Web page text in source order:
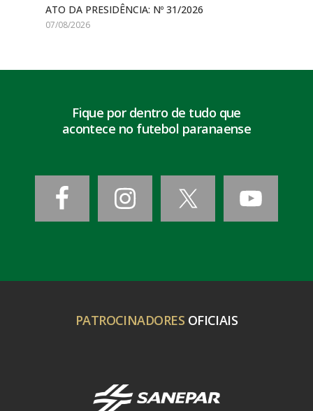
ATO DA PRESIDÊNCIA: Nº 31/2026
07/08/2026
Fique por dentro de tudo que
acontece no futebol paranaense
PATROCINADORES OFICIAIS